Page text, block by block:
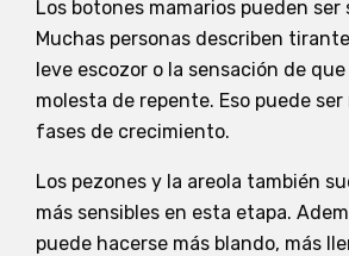
Los botones mamarios pueden ser
Muchas personas describen
leve escozor o la sensación de
molesta de repente. Eso puede
fases de crecimiento.
Los pezones y la areola también
más sensibles en esta etapa.
puede hacerse más blando, más